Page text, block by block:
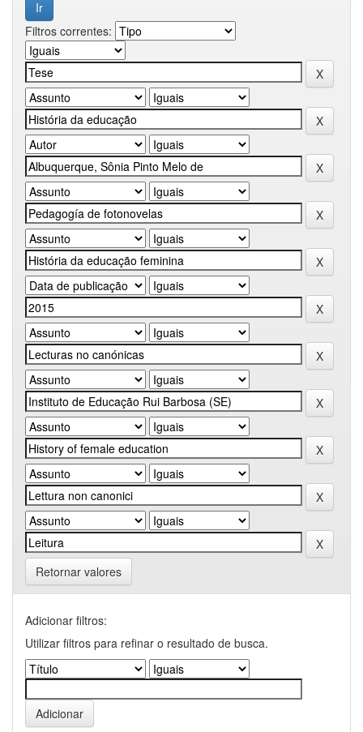
Filtros correntes:
Retornar valores
Adicionar filtros:
Utilizar filtros para refinar o resultado de busca.